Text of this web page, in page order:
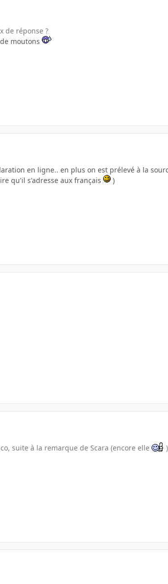
de réponse ?
moutons
en ligne.. en plus on est prélevé à la
qu'il s'adresse aux français )
suite à la remarque de Scara (encore elle